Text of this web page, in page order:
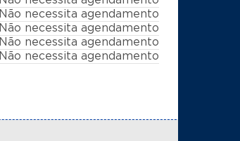
Não necessita agendamento
Não necessita agendamento
Não necessita agendamento
Não necessita agendamento